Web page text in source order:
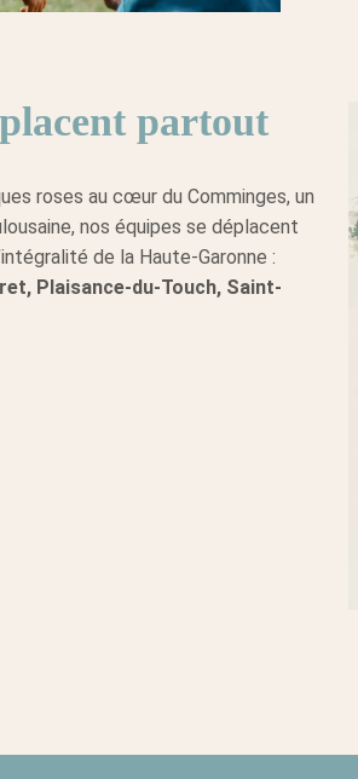
partout
roses au cœur du Comminges, un
nos équipes se déplacent
de la Haute-Garonne :
Plaisance-du-Touch, Saint-